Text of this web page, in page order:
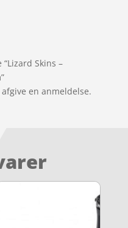
Skins –
en anmeldelse.